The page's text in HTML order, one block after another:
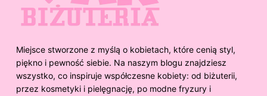
Miejsce stworzone z myślą o kobietach, które cenią styl,
piękno i pewność siebie. Na naszym blogu znajdziesz
wszystko, co inspiruje współczesne kobiety: od biżuterii,
przez kosmetyki i pielęgnację, po modne fryzury i